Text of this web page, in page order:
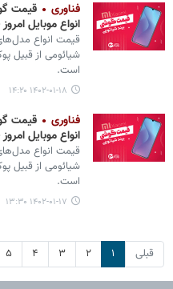
فناوری
قیمت
انواع موبایل امروز (۱۸
قیمت انواع
شیائومی از قبیل
است.
۱۴۰۲-۰۱-۱۸ ۱۴:۲۰
فناوری
قیمت
انواع موبایل امروز (۱۷
قیمت انواع
شیائومی از قبیل
است.
۱۴۰۲-۰۱-۱۷ ۱۳:۳۰
قبلی ۱ ۲ ۳ ۴ ۵